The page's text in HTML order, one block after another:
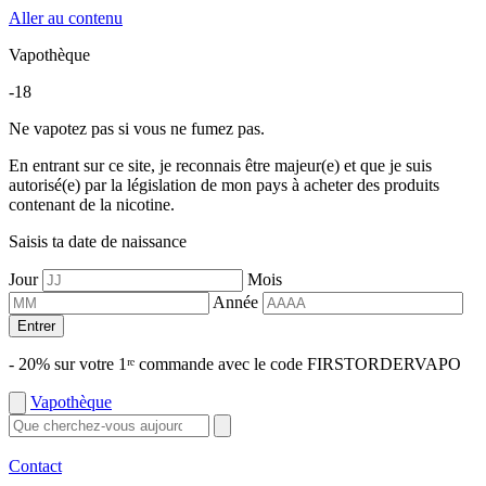
Aller au contenu
Vapothèque
-18
Ne vapotez pas si vous ne fumez pas.
En entrant sur ce site, je reconnais être majeur(e) et que je suis
autorisé(e) par la législation de mon pays à acheter des produits
contenant de la nicotine.
Saisis ta date de naissance
Jour
Mois
Année
Entrer
- 20% sur votre 1ʳᵉ commande avec le code FIRSTORDERVAPO
Vapothèque
Contact